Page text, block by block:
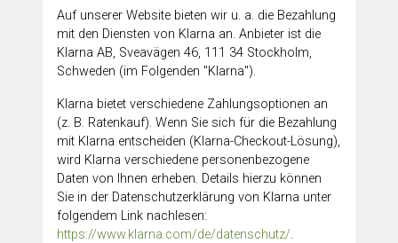
Auf unserer Website bieten wir u. a. die Bezahlung
mit den Diensten von Klarna an. Anbieter ist die
Klarna AB, Sveavägen 46, 111 34 Stockholm,
Schweden (im Folgenden "Klarna").
Klarna bietet verschiedene Zahlungsoptionen an
(z. B. Ratenkauf). Wenn Sie sich für die Bezahlung
mit Klarna entscheiden (Klarna-Checkout-Lösung),
wird Klarna verschiedene personenbezogene
Daten von Ihnen erheben. Details hierzu können
Sie in der Datenschutzerklärung von Klarna unter
folgendem Link nachlesen:
https://www.klarna.com/de/datenschutz/.